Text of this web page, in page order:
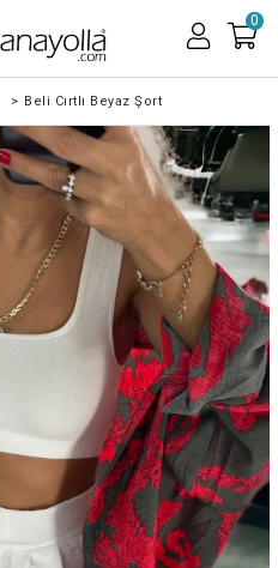
0
> Beli Cırtlı Beyaz Şort